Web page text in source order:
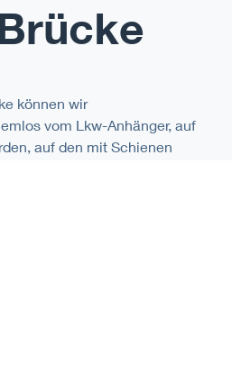
können wir
vom Lkw-Anhänger, auf
auf den mit Schienen